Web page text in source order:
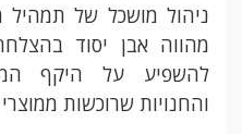
ניהול מושכל של תמהיל
מהווה אבן יסוד
להשפיע על היקף
והחנויות שרוכשות